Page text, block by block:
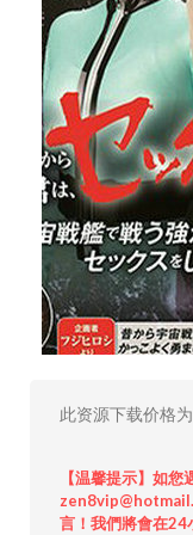
此资源下载价格为
【温馨提示】如
言！我們將會在24